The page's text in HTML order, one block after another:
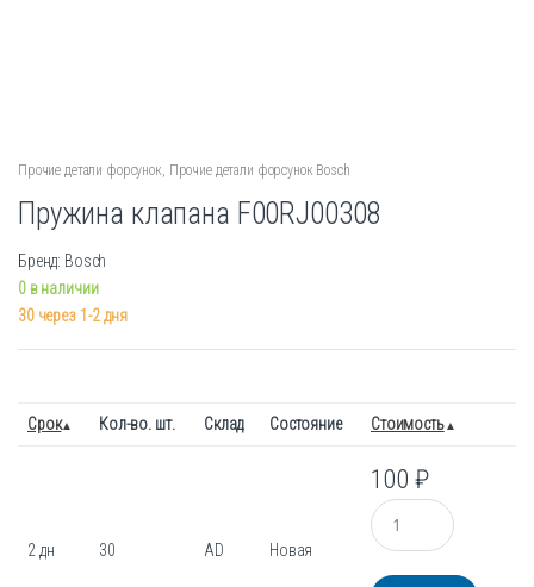
Прочие детали форсунок Прочие детали форсунок Bosch
Пружина клапана F00RJ00308
Бренд: Bosch
0 в наличии
30 через 1-2 дня
Срок Кол-во. шт. Склад Состояние Стоимость
2 дн 30 AD Новая
100₽
Количество